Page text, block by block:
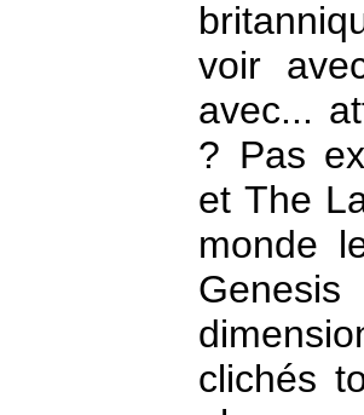
voir
avec...
? Pas
et The
monde
clichés